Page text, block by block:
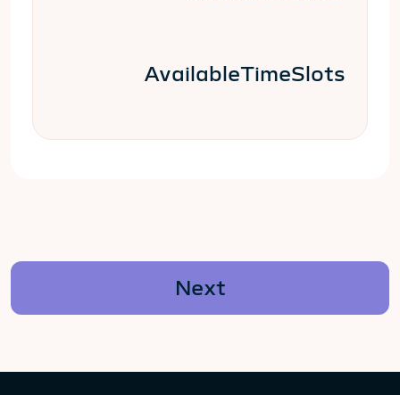
AvailableTimeSlots
Next